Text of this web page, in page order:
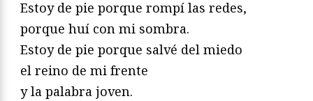
Estoy de pie porque rompí las redes,
porque huí con mi sombra.
Estoy de pie porque salvé del miedo
el reino de mi frente
y la palabra joven.